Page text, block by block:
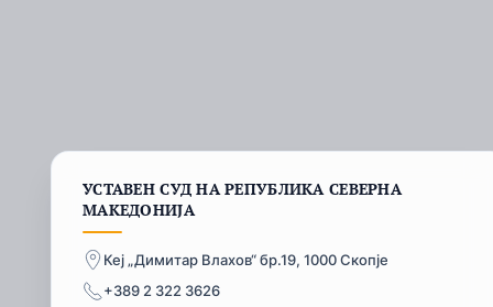
УСТАВЕН СУД НА РЕПУБЛИКА СЕВЕРНА
МАКЕДОНИЈА
Кеј „Димитар Влахов“ бр.19, 1000 Скопје
+389 2 322 3626